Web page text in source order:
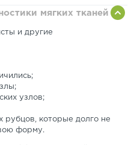
мягких тканей
и другие
узлов;
рубцов, которые долго не
форму.